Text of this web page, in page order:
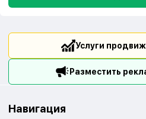
Услуги
Разместить
Навигация